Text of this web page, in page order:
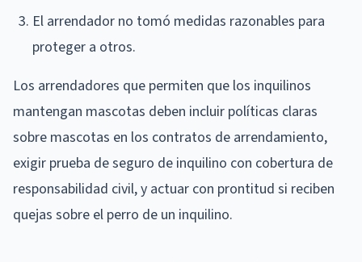
El arrendador no tomó medidas razonables para
proteger a otros.
Los arrendadores que permiten que los inquilinos
mantengan mascotas deben incluir políticas claras
sobre mascotas en los contratos de arrendamiento,
exigir prueba de seguro de inquilino con cobertura de
responsabilidad civil, y actuar con prontitud si reciben
quejas sobre el perro de un inquilino.